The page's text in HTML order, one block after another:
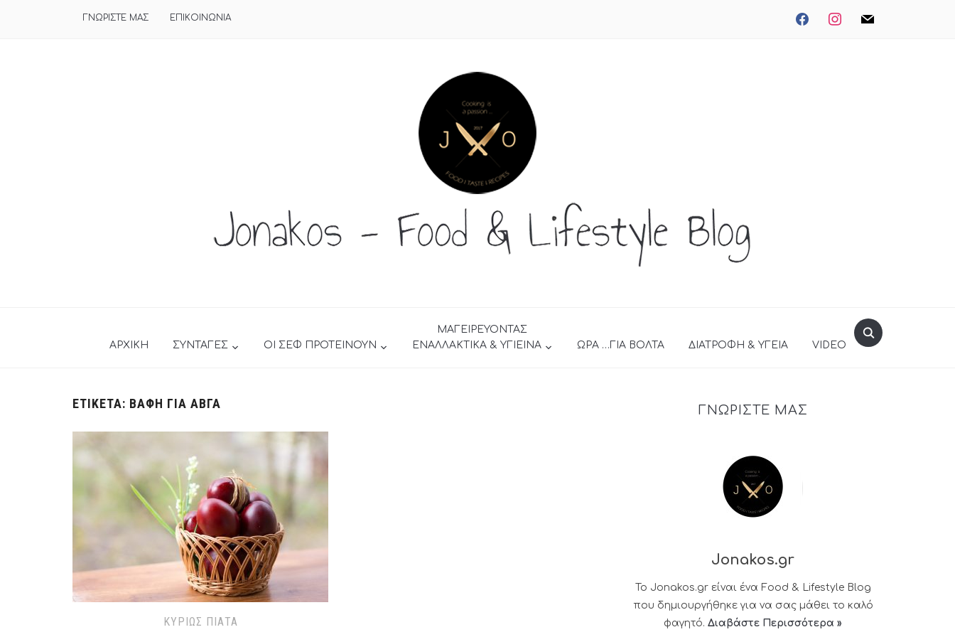
facebookinstagrammail
ΓΝΩΡΙΣΤΕ ΜΑΣ ΕΠΙΚΟΙΝΩΝΙΑ
ΑΡΧΙΚΗ ΣΥΝΤΑΓΕΣ ΟΙ ΣΕΦ ΠΡΟΤΕΙΝΟΥΝ
ΜΑΓΕΙΡΕΥΟΝΤΑΣ
ΕΝΑΛΛΑΚΤΙΚΑ & ΥΓΙΕΙΝΑ
ΩΡΑ …ΓΙΑ ΒΟΛΤΑ ΔΙΑΤΡΟΦΗ & ΥΓΕΙΑ VIDEO
ΕΤΙΚΈΤΑ: ΒΑΦΉ ΓΙΑ ΑΒΓΆ
ΚΥΡΊΩΣ ΠΙΆΤΑ
ΓΝΩΡΙΣΤΕ ΜΑΣ
Jonakos.gr
Το Jonakos.gr είναι ένα Food & Lifestyle Blog
που δημιουργήθηκε για να σας μάθει το καλό
φαγητό. Διαβάστε Περισσότερα »